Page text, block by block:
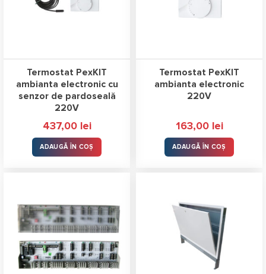
Termostat PexKIT
ambianta electronic cu
senzor de pardoseală
220V
437,00 lei
ADAUGĂ ÎN COȘ
Termostat PexKIT
ambianta electronic
220V
163,00 lei
ADAUGĂ ÎN COȘ